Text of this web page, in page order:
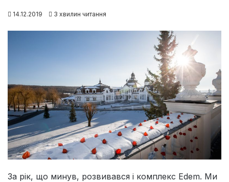
14.12.2019 3 хвилин читання
За рік, що минув, розвивався і комплекс Edem. Ми